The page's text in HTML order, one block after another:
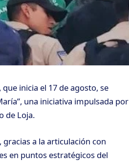
inicia el 17 de agosto, se
una iniciativa impulsada por
de Loja.
a la articulación con
en puntos estratégicos del